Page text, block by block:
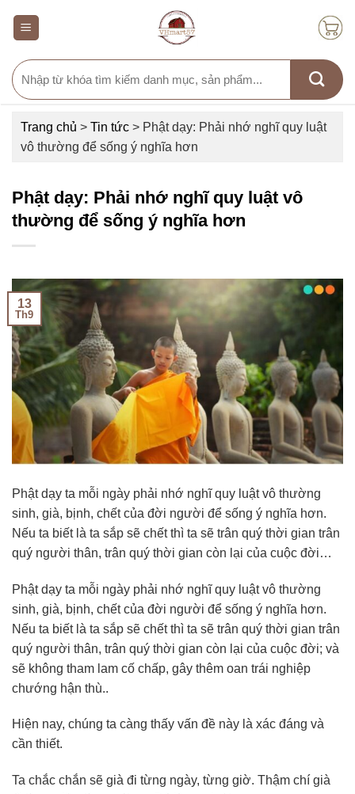
Search
for:
Trang chủ > Tin tức > Phật dạy: Phải nhớ nghĩ quy luật
vô thường để sống ý nghĩa hơn
Phật dạy: Phải nhớ nghĩ quy luật vô
thường để sống ý nghĩa hơn
13
Th9
Phật dạy ta mỗi ngày phải nhớ nghĩ quy luật vô thường
sinh, già, bịnh, chết của đời người để sống ý nghĩa hơn.
Nếu ta biết là ta sắp sẽ chết thì ta sẽ trân quý thời gian trân
quý người thân, trân quý thời gian còn lại của cuộc đời…
Phật dạy ta mỗi ngày phải nhớ nghĩ quy luật vô thường
sinh, già, bịnh, chết của đời người để sống ý nghĩa hơn.
Nếu ta biết là ta sắp sẽ chết thì ta sẽ trân quý thời gian trân
quý người thân, trân quý thời gian còn lại của cuộc đời; và
sẽ không tham lam cố chấp, gây thêm oan trái nghiệp
chướng hận thù..
Hiện nay, chúng ta càng thấy vấn đề này là xác đáng và
cần thiết.
Ta chắc chắn sẽ già đi từng ngày, từng giờ. Thậm chí già